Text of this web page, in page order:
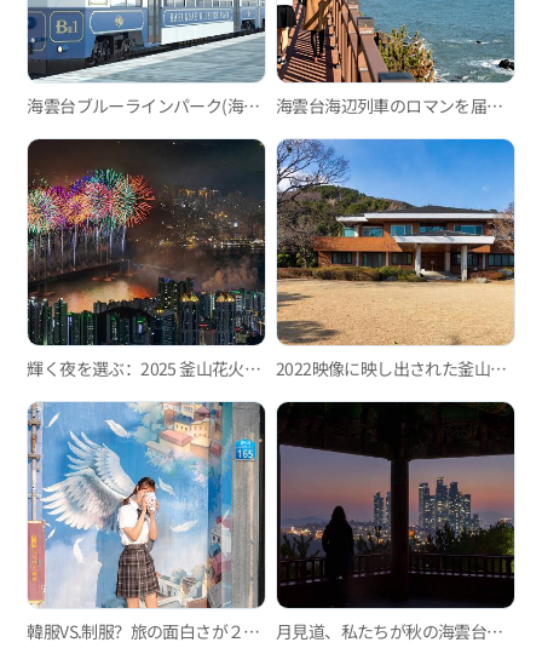
海雲台ブルーラインパーク(海辺列車、スカイカプセル) 海雲台海辺列車のロマンを届ける釜山グリーンレールウェイ散策路
輝く夜を選ぶ：2025 釜山花火祭り、あなただけの“ベストスポット”を探して！ 2022映像に映し出された釜山のロケ地集め（ft.『財閥家の末息子』）
韓服VS.制服？旅の面白さが２倍！旅は、一旦着替えてから始めよう。 月見道、私たちが秋の海雲台に魅了される理由